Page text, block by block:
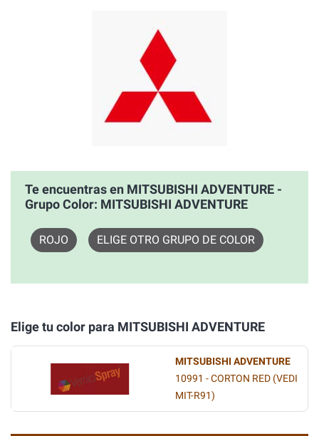
Te encuentras en MITSUBISHI ADVENTURE -
Grupo Color: MITSUBISHI ADVENTURE
ROJO ELIGE OTRO GRUPO DE COLOR
Elige tu color para MITSUBISHI ADVENTURE
MITSUBISHI ADVENTURE
10991 - CORTON RED (VEDI
MIT-R91)